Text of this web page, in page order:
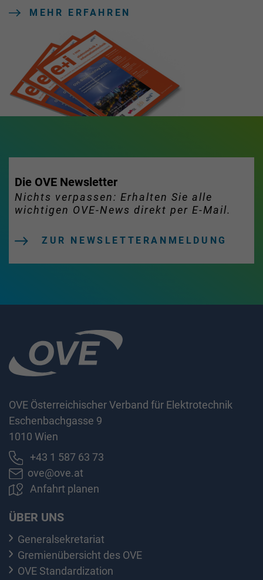
MEHR ERFAHREN
Die OVE Newsletter
Nichts verpassen: Erhalten Sie alle
wichtigen OVE-News direkt per E-Mail.
ZUR NEWSLETTERANMELDUNG
OVE Österreichischer Verband für Elektrotechnik
Eschenbachgasse 9
1010 Wien
+43 1 587 63 73
ove@ove.at
Anfahrt planen
ÜBER UNS
Generalsekretariat
Gremienübersicht des OVE
OVE Standardization